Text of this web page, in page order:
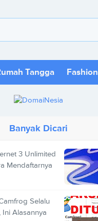
Tangga Fashion
Banyak Dicari
3 Unlimited
Mendaftarnya
Selalu
Ini Alasannya